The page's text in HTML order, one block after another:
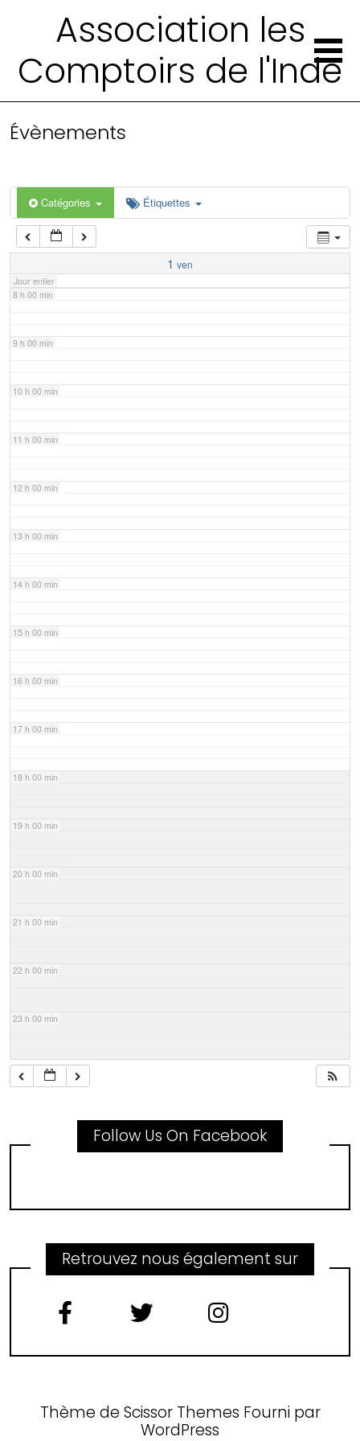
Association les
Comptoirs de l'Inde
Évènements
Catégories Étiquettes
1 ven
Jour entier
4 h 00 min
6 h 00 min
7 h 00 min
8 h 00 min
9 h 00 min
10 h 00 min
11 h 00 min
12 h 00 min
13 h 00 min
14 h 00 min
15 h 00 min
16 h 00 min
17 h 00 min
18 h 00 min
19 h 00 min
20 h 00 min
21 h 00 min
22 h 00 min
23 h 00 min
Follow Us On Facebook
Retrouvez nous également sur
Thème de Scissor Themes Fourni par
WordPress